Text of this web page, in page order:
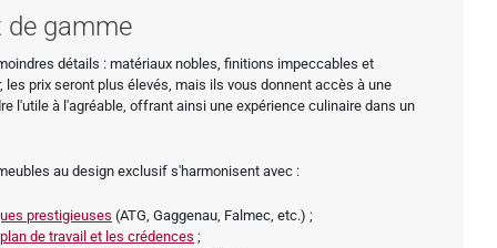
de gamme
détails : matériaux nobles, finitions impeccables et
les prix seront plus élevés, mais ils vous donnent accès à une
l'utile à l'agréable, offrant ainsi une expérience culinaire dans un
au design exclusif s'harmonisent avec :
prestigieuses (ATG, Gaggenau, Falmec, etc.) ;
de travail et les crédences ;